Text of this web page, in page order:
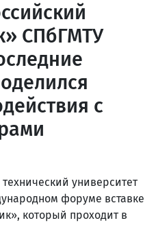
СПбГМТУ
с
университет
форуме вставке
который проходит в